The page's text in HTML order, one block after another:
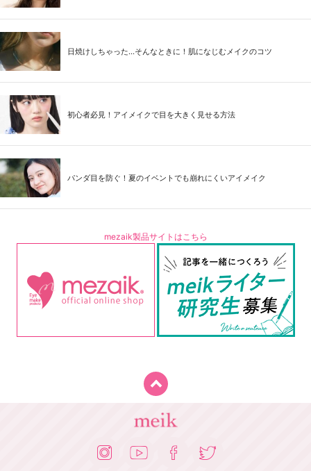
日焼けしちゃった...そんなときに！肌になじむメイクのコツ
初心者必見！アイメイクで目を大きく見せる方法
パンダ目を防ぐ！夏のイベントでも崩れにくいアイメイク
mezaik製品サイトはこちら